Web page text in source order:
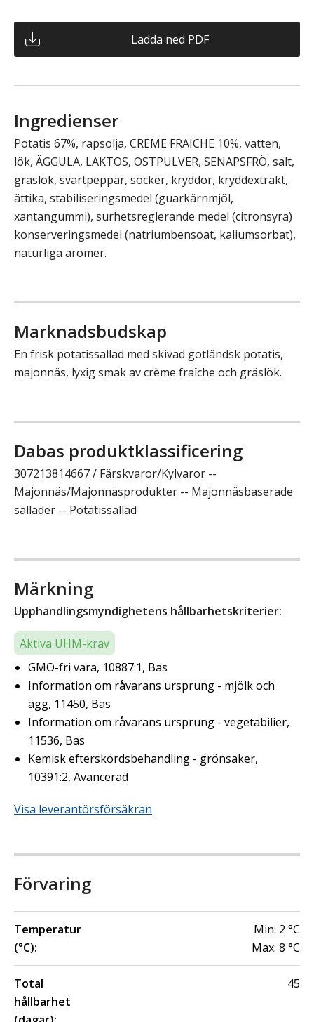
Ladda ned PDF
Ingredienser
Potatis 67%, rapsolja, CREME FRAICHE 10%, vatten,
lök, ÄGGULA, LAKTOS, OSTPULVER, SENAPSFRÖ, salt,
gräslök, svartpeppar, socker, kryddor, kryddextrakt,
ättika, stabiliseringsmedel (guarkärnmjöl,
xantangummi), surhetsreglerande medel (citronsyra)
konserveringsmedel (natriumbensoat, kaliumsorbat),
naturliga aromer.
Marknadsbudskap
En frisk potatissallad med skivad gotländsk potatis,
majonnäs, lyxig smak av crème fraîche och gräslök.
Dabas produktklassificering
307213814667 / Färskvaror/Kylvaror --
Majonnäs/Majonnäsprodukter -- Majonnäsbaserade
sallader -- Potatissallad
Märkning
Upphandlingsmyndighetens hållbarhetskriterier:
Aktiva UHM-krav
GMO-fri vara, 10887:1, Bas
Information om råvarans ursprung - mjölk och
ägg, 11450, Bas
Information om råvarans ursprung - vegetabilier,
11536, Bas
Kemisk efterskördsbehandling - grönsaker,
10391:2, Avancerad
Visa leverantörsförsäkran
Förvaring
Temperatur
(°C):
Min: 2 °C
Max: 8 °C
Total
hållbarhet
45